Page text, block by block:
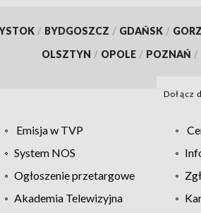
/ BYDGOSZCZ / GDAŃSK /
OLSZTYN / OPOLE / POZNAŃ /
Dołącz
Emisja w TVP
System NOS
Ogłoszenie przetargowe
Akademia Telewizyjna